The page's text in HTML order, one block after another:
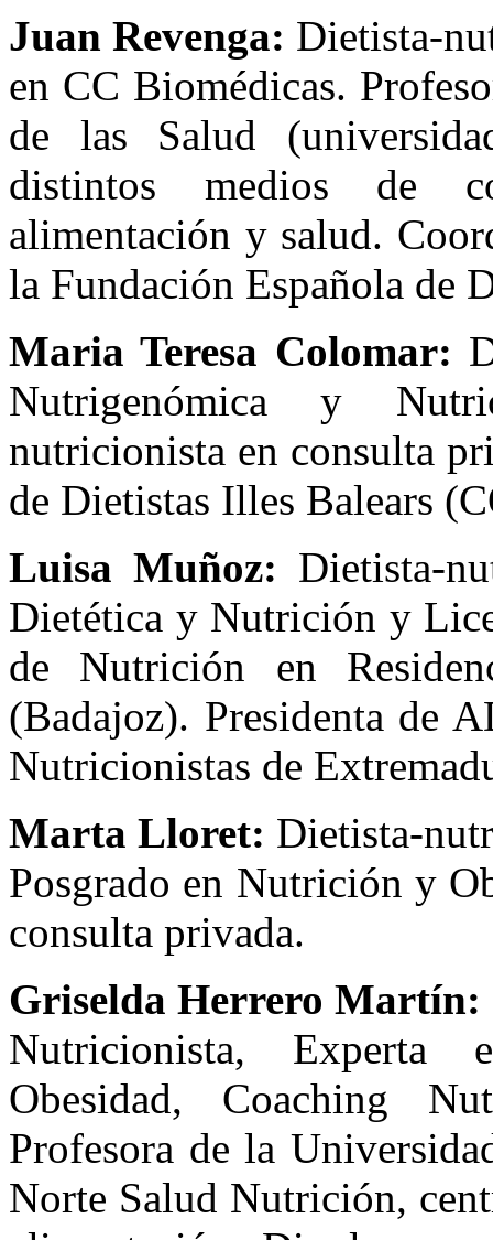
Juan Revenga: Dietista-
en CC Biomédicas.
de las Salud
distintos medios de
alimentación y salud.
la Fundación Española de
Maria Teresa Colomar:
Nutrigenómica y
nutricionista en consulta
de Dietistas Illes Balears
Luisa Muñoz: Dietista-
Dietética y Nutrición y
de Nutrición en
(Badajoz). Presidenta de
Nutricionistas de
Marta Lloret: Dietista-
Posgrado en Nutrición y
consulta privada.
Griselda Herrero Martín:
Nutricionista,
Obesidad, Coaching
Profesora de la
Norte Salud Nutrición,